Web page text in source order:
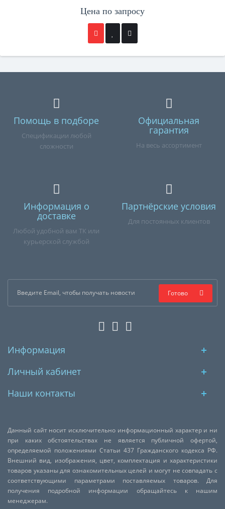
Цена по запросу
Помощь в подборе
Спецификации любой
сложности
Официальная
гарантия
На весь ассортимент
Информация о
доставке
Любой удобной вам ТК или
курьерской службой
Партнёрские условия
Для постоянных клиентов
Готово
Информация
Личный кабинет
Наши контакты
Данный сайт носит исключительно информационный характер и ни
при каких обстоятельствах не является публичной офертой,
определяемой положениями Статьи 437 Гражданского кодекса РФ.
Внешний вид, изображения, цвет, комплектация и характеристики
товаров указаны для ознакомительных целей и могут не совпадать с
соответствующими параметрами поставляемых товаров. Для
получения подробной информации обращайтесь к нашим
менеджерам.